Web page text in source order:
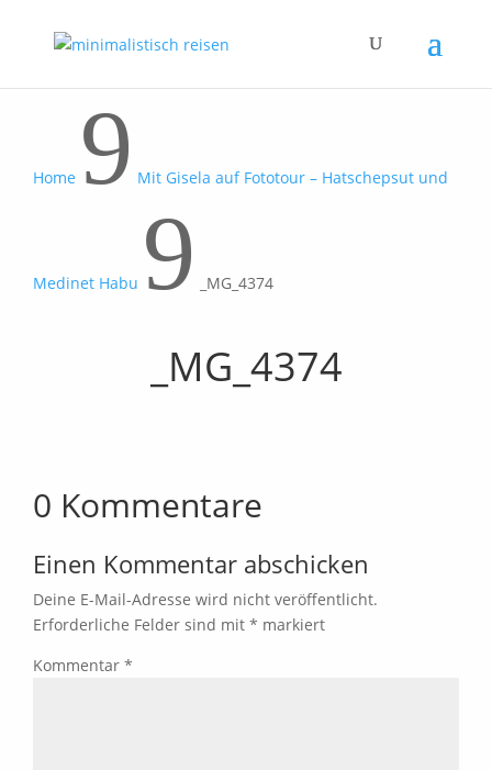
Home 9 Mit Gisela auf Fototour – Hatschepsut und
Medinet Habu 9 _MG_4374
_MG_4374
0 Kommentare
Einen Kommentar abschicken
Deine E-Mail-Adresse wird nicht veröffentlicht.
Erforderliche Felder sind mit * markiert
Kommentar *